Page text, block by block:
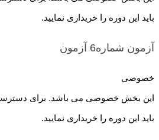
باید این دوره را خریداری نمایید.
آزمون شماره6 آزمون
خصوصی
این بخش خصوصی می باشد. برای
باید این دوره را خریداری نمایید.